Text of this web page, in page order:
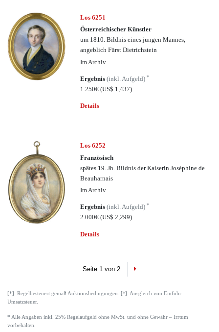
Los 6251
Österreichischer Künstler
um 1810. Bildnis eines jungen Mannes,
angeblich Fürst Dietrichstein
Im Archiv
Ergebnis(inkl. Aufgeld)*
1.250€(US$ 1,437)
Details
Los 6252
Französisch
spätes 19. Jh. Bildnis der Kaiserin Joséphine de
Beauharnais
Im Archiv
Ergebnis(inkl. Aufgeld)*
2.000€(US$ 2,299)
Details
Seite 1 von 2 Next
[*]: Regelbesteuert gemäß Auktionsbedingungen. [^]: Ausgleich von Einfuhr-
Umsatzsteuer.
* Alle Angaben inkl. 25% Regelaufgeld ohne MwSt. und ohne Gewähr – Irrtum
vorbehalten.